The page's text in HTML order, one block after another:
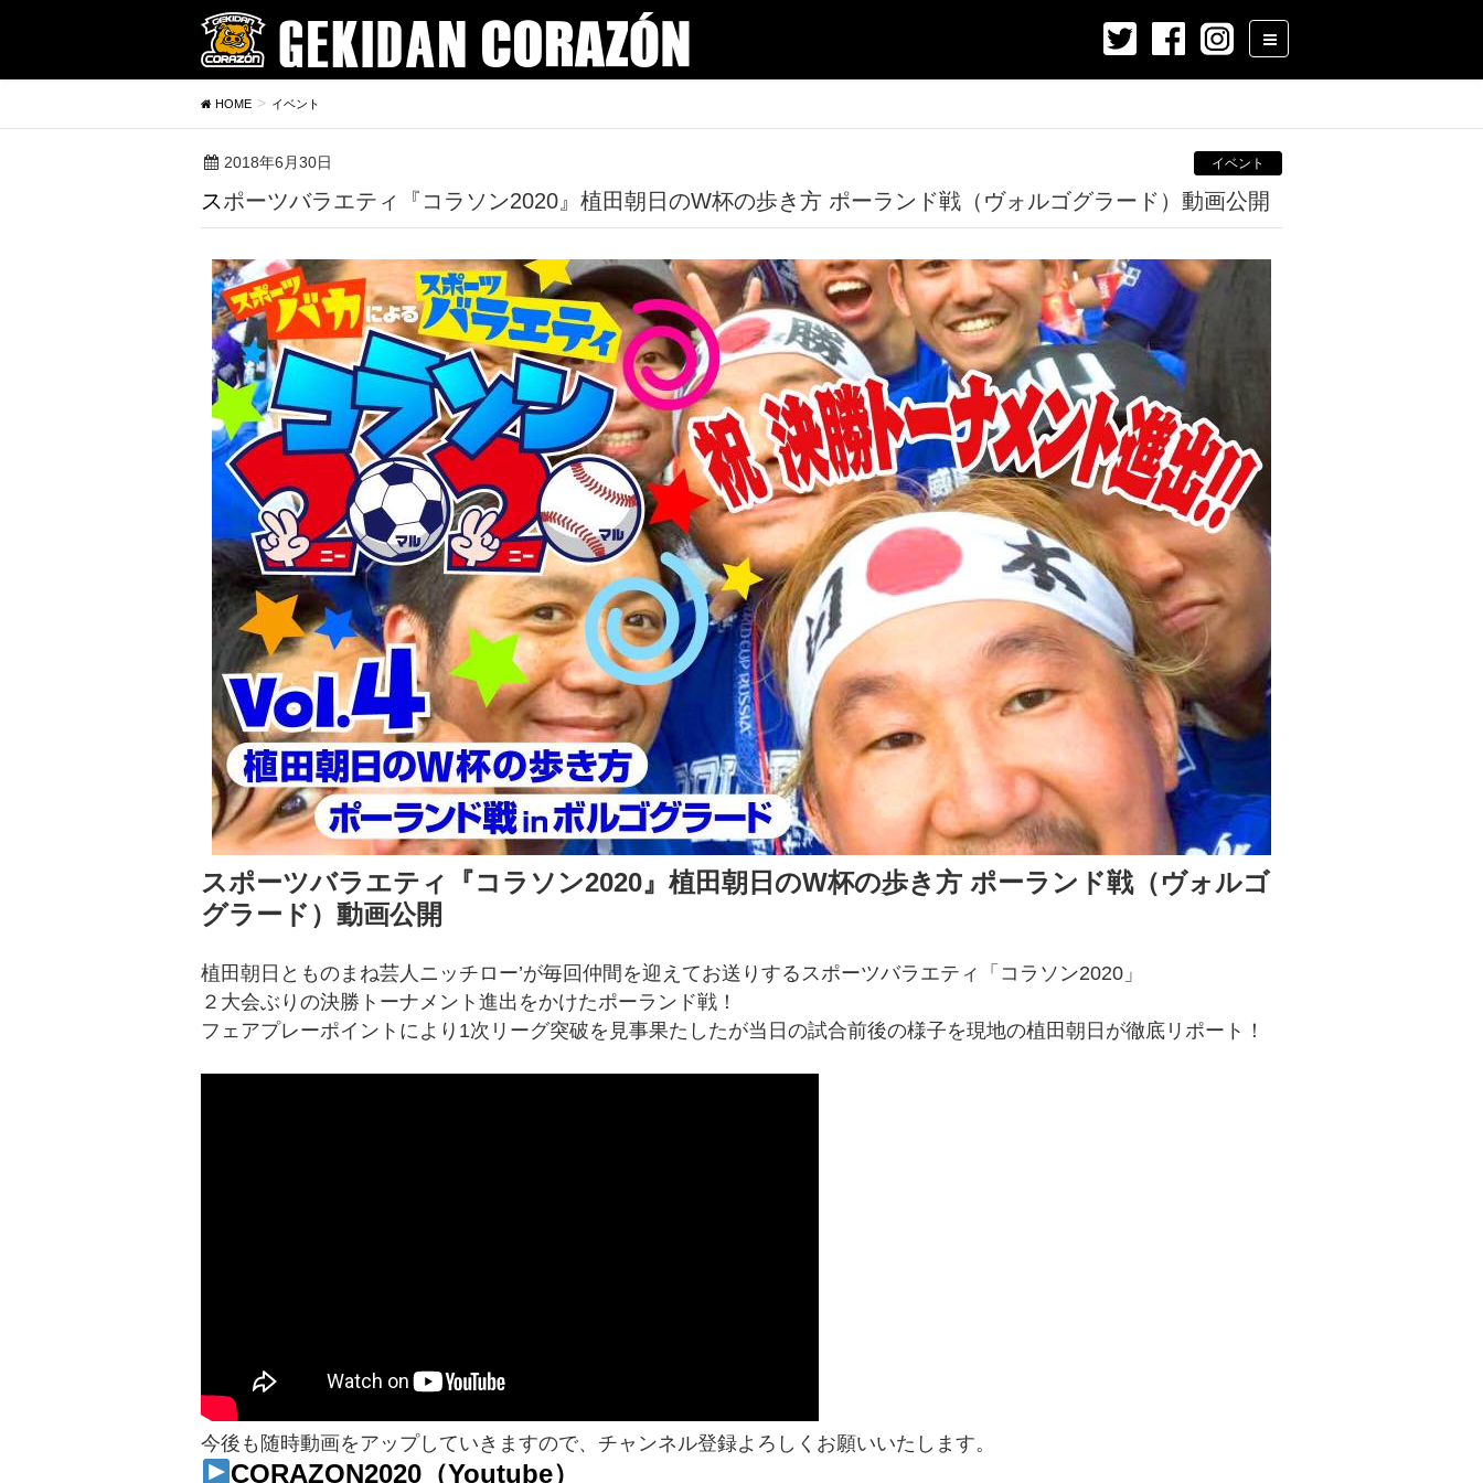
HOME イベント
2018年6月30日 イベント
スポーツバラエティ『コラソン2020』植田朝日のW杯の歩き方 ポーランド戦（ヴォルゴグラード）動画公開
スポーツバラエティ『コラソン2020』植田朝日のW杯の歩き方 ポーランド戦（ヴォルゴ
グラード）動画公開
植田朝日とものまね芸人ニッチロー’が毎回仲間を迎えてお送りするスポーツバラエティ「コラソン2020」
２大会ぶりの決勝トーナメント進出をかけたポーランド戦！
フェアプレーポイントにより1次リーグ突破を見事果たしたが当日の試合前後の様子を現地の植田朝日が徹底リポート！
今後も随時動画をアップしていきますので、チャンネル登録よろしくお願いいたします。
CORAZON2020（Youtube）